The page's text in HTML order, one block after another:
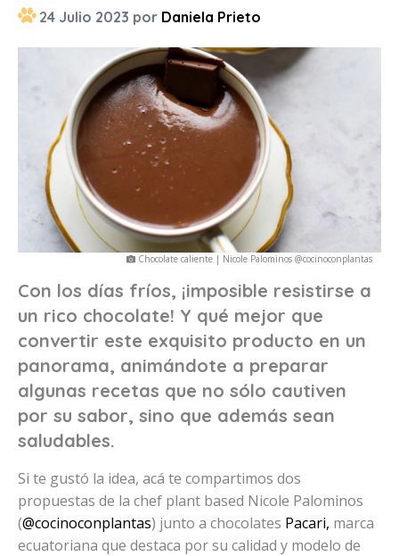
24 Julio 2023 por Daniela Prieto
Chocolate caliente | Nicole Palominos @cocinoconplantas
Con los días fríos, ¡imposible resistirse a
un rico chocolate! Y qué mejor que
convertir este exquisito producto en un
panorama, animándote a preparar
algunas recetas que no sólo cautiven
por su sabor, sino que además sean
saludables.
Si te gustó la idea, acá te compartimos dos
propuestas de la chef plant based Nicole Palominos
(@cocinoconplantas) junto a chocolates Pacari, marca
ecuatoriana que destaca por su calidad y modelo de